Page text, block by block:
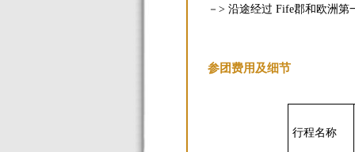
－> 沿途经过 Fife郡和欧洲
参团费用及细节
行程名称